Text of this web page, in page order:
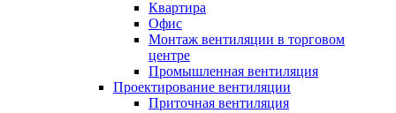
Квартира
Офис
Монтаж вентиляции в торговом
центре
Промышленная вентиляция
Проектирование вентиляции
Приточная вентиляция